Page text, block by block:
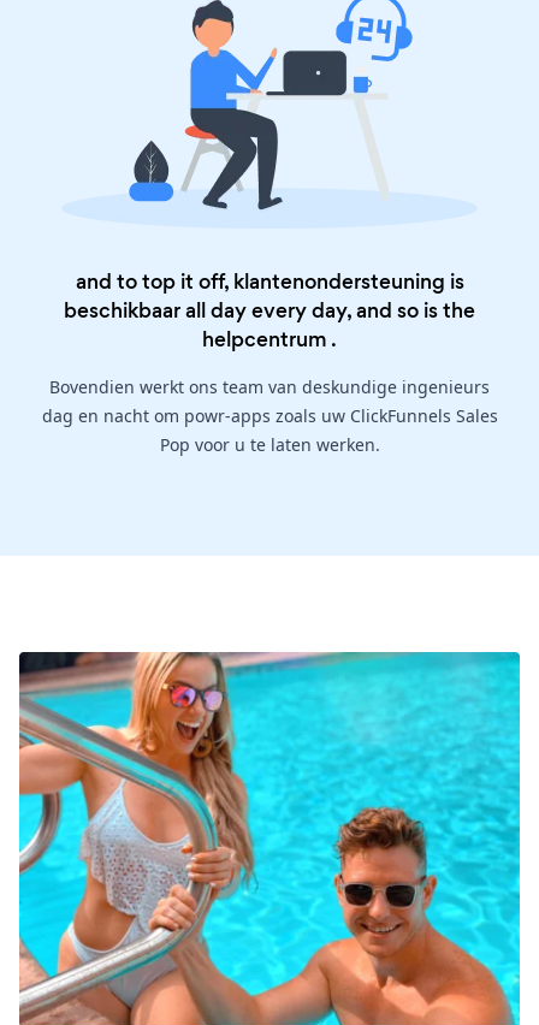
and to top it off, klantenondersteuning is
beschikbaar all day every day, and so is the
helpcentrum .
Bovendien werkt ons team van deskundige ingenieurs
dag en nacht om powr-apps zoals uw ClickFunnels Sales
Pop voor u te laten werken.